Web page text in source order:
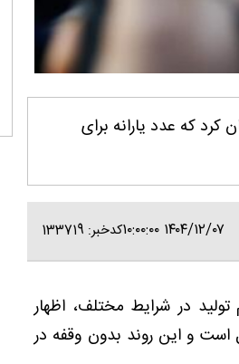
کرد که عدد یارانه برای
۱۴۰۴/۱۲/۰۷ ۱۰:۰۰:۰۰ کدخبر: 133719
در شرایط مختلف، اظهار
داخل است و این روند بدون وقفه در